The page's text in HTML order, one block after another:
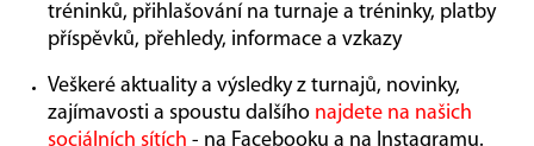
tréninků, přihlašování na turnaje a tréninky, platby
příspěvků, přehledy, informace a vzkazy
Veškeré aktuality a výsledky z turnajů, novinky,
zajímavosti a spoustu dalšího najdete na našich
sociálních sítích - na Facebooku a na Instagramu.